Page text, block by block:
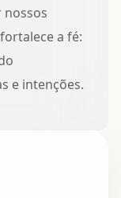
nossos
a fé:
e intenções.